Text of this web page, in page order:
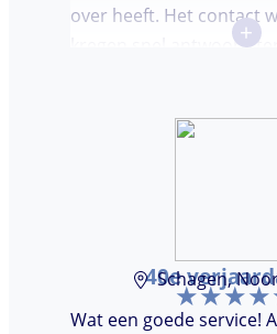
over heeft. Het contact
kregen snel antwoord
+
40e
Schagen,
Wat een goede service!